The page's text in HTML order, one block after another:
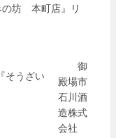
の坊 本町店』リ
そうざい
御
殿場市
石川酒
造株式
会社